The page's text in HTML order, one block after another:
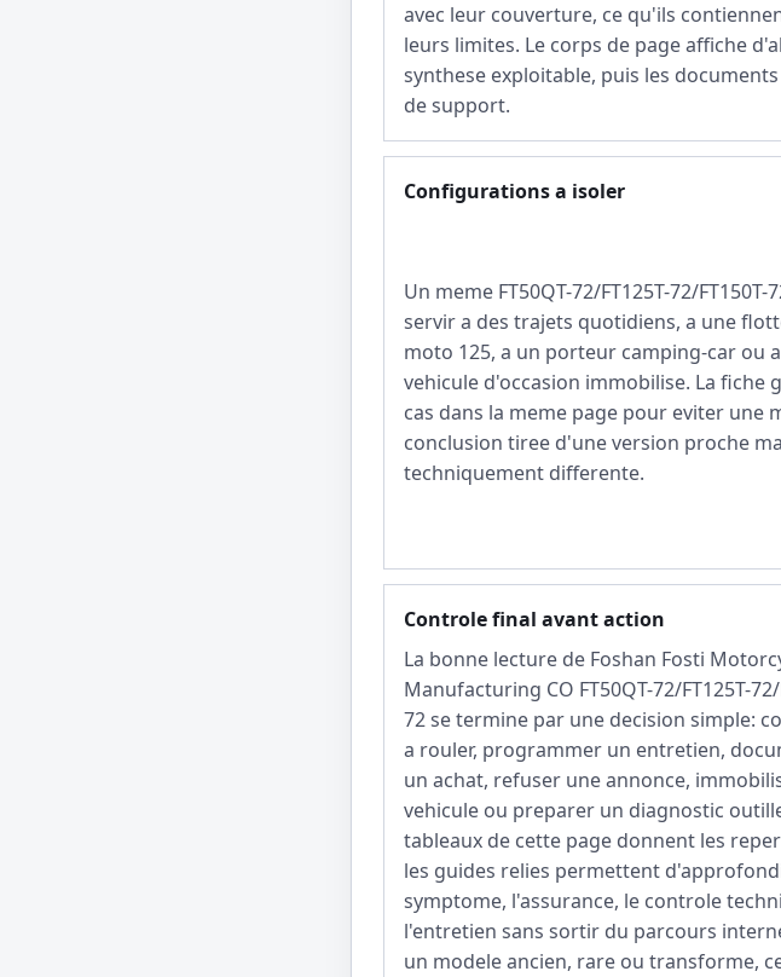
avec leur couverture, ce qu'ils
leurs limites. Le corps de page affiche
synthese exploitable, puis les
de support.
Configurations a isoler
Un meme FT50QT-72/FT125T-72/FT150T-
servir a des trajets quotidiens, a une
moto 125, a un porteur camping-car ou
vehicule d'occasion immobilise. La fiche
cas dans la meme page pour eviter une
conclusion tiree d'une version proche
techniquement differente.
Controle final avant action
La bonne lecture de Foshan Fosti
Manufacturing CO FT50QT-72/FT125T-72/
72 se termine par une decision simple:
a rouler, programmer un entretien,
un achat, refuser une annonce,
vehicule ou preparer un diagnostic
tableaux de cette page donnent les
les guides relies permettent
symptome, l'assurance, le controle
l'entretien sans sortir du parcours
un modele ancien, rare ou transforme,